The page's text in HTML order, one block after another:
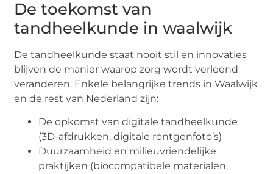
De toekomst van
tandheelkunde in waalwijk
De tandheelkunde staat nooit stil en innovaties
blijven de manier waarop zorg wordt verleend
veranderen. Enkele belangrijke trends in Waalwijk
en de rest van Nederland zijn:
De opkomst van digitale tandheelkunde
(3D-afdrukken, digitale röntgenfoto’s)
Duurzaamheid en milieuvriendelijke
praktijken (biocompatibele materialen,